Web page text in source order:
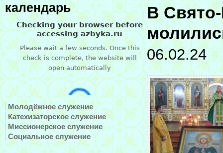
календарь
Молодёжное служение
Катехизаторское служение
Миссионерское служение
Социальное служение
В Свято-
06.02.24